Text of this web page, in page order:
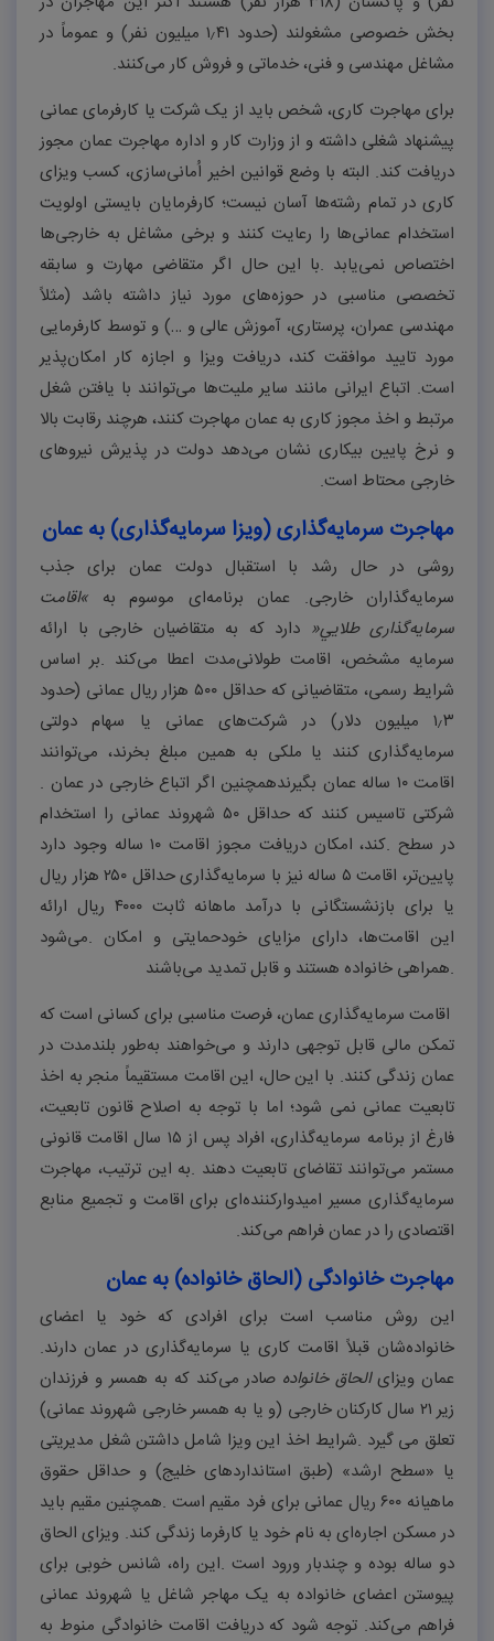
بخش خصوصی مشغولند (حدود
۱٫۴۱ میلیون نفر) و عموماً در
مشاغل مهندسی و فنی، خدماتی و فروش کار می‌کنند.
برای مهاجرت کاری، شخص باید از یک شرکت یا کارفرمای عمانی
پیشنهاد شغلی داشته و از وزارت کار و اداره مهاجرت عمان مجوز
دریافت کند. البته با وضع قوانین اخیر اُمانی‌سازی، کسب ویزای
کاری در تمام رشته‌ها آسان نیست؛ کارفرمایان بایستی اولویت
استخدام عمانی‌ها را رعایت کنند و برخی مشاغل به خارجی‌ها
اختصاص نمی‌یابد .با این حال اگر متقاضی مهارت و سابقه
تخصصی مناسبی در حوزه‌های مورد نیاز داشته باشد (مثلاً
مهندسی عمران، پرستاری، آموزش عالی و …) و توسط کارفرمایی
مورد تایید موافقت کند، دریافت ویزا و اجازه کار امکان‌پذیر
است. اتباع ایرانی مانند سایر ملیت‌ها می‌توانند با یافتن شغل
مرتبط و اخذ مجوز کاری به عمان مهاجرت کنند، هرچند رقابت بالا
و نرخ پایین بیکاری نشان می‌دهد دولت در پذیرش نیروهای
خارجی محتاط است.
مهاجرت سرمایه‌گذاری (ویزا سرمایه‌گذاری) به عمان
روشی در حال رشد با استقبال دولت عمان برای جذب
سرمایه‌گذاران خارجی. عمان برنامه‌ای موسوم به «اقامت
سرمایه‌گذاری طلايي» دارد که به متقاضیان خارجی با ارائه
سرمایه مشخص، اقامت طولانی‌مدت اعطا می‌کند .بر اساس
شرایط رسمی، متقاضیانی که حداقل ۵۰۰ هزار ریال عمانی (حدود
۱٫۳
میلیون دلار) در شرکت‌های عمانی یا سهام دولتی
سرمایه‌گذاری کنند یا ملکی به همین مبلغ بخرند، می‌توانند
اقامت۱۰ ساله عمان بگیرند . همچنین اگر اتباع خارجی در عمان
شرکتی تاسیس کنند که حداقل ۵۰ شهروند عمانی را استخدام
کند، امکان دریافت مجوز اقامت ۱۰ساله وجود دارد . در سطح
پایین‌تر، اقامت ۵ ساله نیز با سرمایه‌گذاری حداقل ۲۵۰هزار ریال
یا برای بازنشستگانی با درآمد ماهانه ثابت۴۰۰۰ ریال ارائه
می‌شود. این اقامت‌ها، دارای مزایای خودحمایتی و امکان
همراهی خانواده هستند و قابل تمدید می‌باشند.
اقامت سرمایه‌گذاری عمان، فرصت مناسبی برای کسانی است که
تمکن مالی قابل توجهی دارند و می‌خواهند به‌طور بلندمدت در
عمان زندگی کنند. با این حال، این اقامت مستقیماً منجر به اخذ
تابعیت عمانی نمی شود؛ اما با توجه به اصلاح قانون تابعیت،
فارغ از برنامه سرمایه‌گذاری، افراد پس از ۱۵ سال اقامت قانونی
مستمر می‌توانند تقاضای تابعیت دهند .به این ترتیب، مهاجرت
سرمایه‌گذاری مسیر امیدوارکننده‌ای برای اقامت و تجمیع منابع
اقتصادی را در عمان فراهم می‌کند.
مهاجرت خانوادگی (الحاق خانواده) به عمان
این روش مناسب است برای افرادی که خود یا اعضای
خانواده‌شان قبلاً اقامت کاری یا سرمایه‌گذاری در عمان دارند.
عمان ویزایالحاق خانواده صادر می‌کند که به همسر و فرزندان
زیر ۲۱ سال کارکنان خارجی (و یا به همسر خارجی شهروند عمانی)
تعلق می گیرد .شرایط اخذ این ویزا شامل داشتن شغل مدیریتی
یا «سطح ارشد» (طبق استانداردهای خلیج) و حداقل حقوق
ماهیانه ۶۰۰ریال عمانی برای فرد مقیم است .همچنین مقیم باید
در مسکن اجاره‌ای به نام خود یا کارفرما زندگی کند. ویزای الحاق
دو ساله بوده و چندبار ورود است .این راه، شانس خوبی برای
پیوستن اعضای خانواده به یک مهاجر شاغل یا شهروند عمانی
فراهم می‌کند. توجه شود که دریافت اقامت خانوادگی منوط به